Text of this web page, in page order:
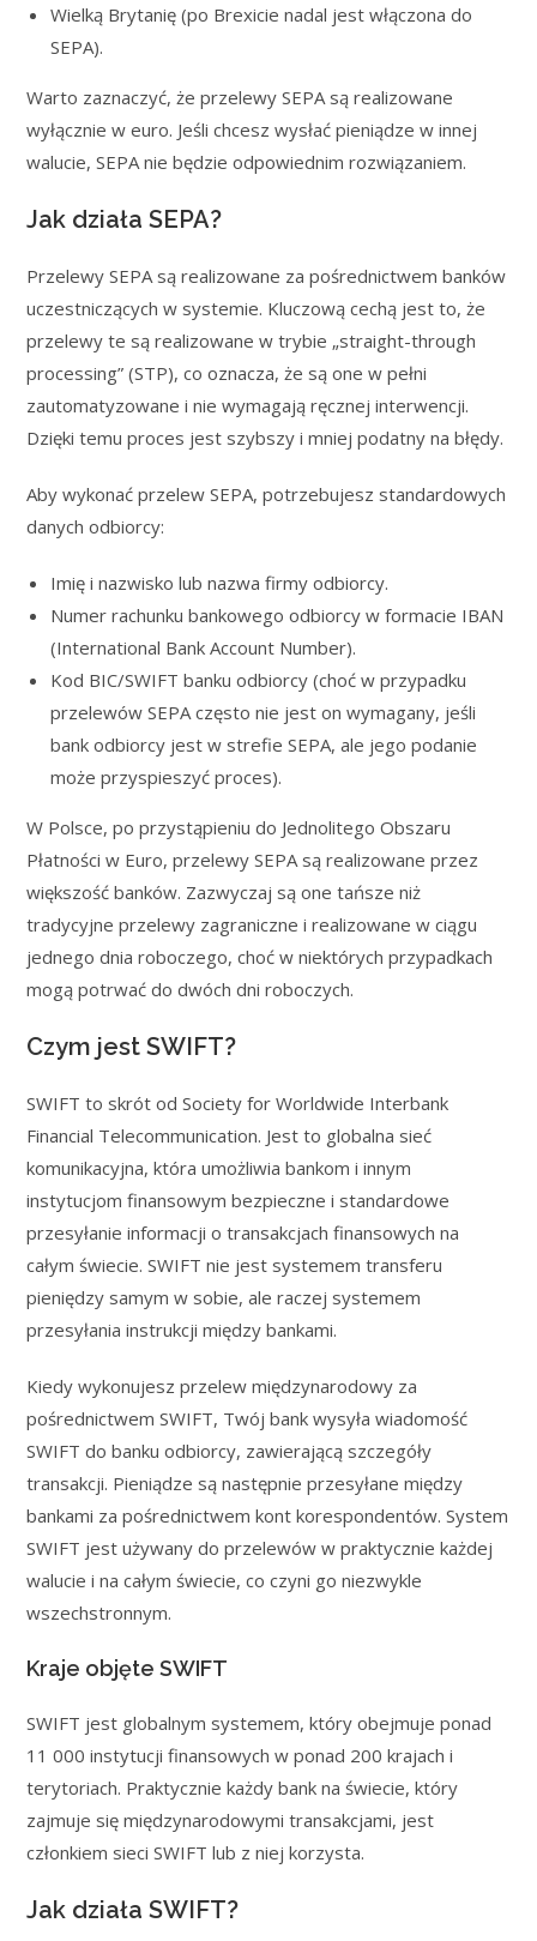
Wielką Brytanię (po Brexicie nadal jest włączona do
SEPA).
Warto zaznaczyć, że przelewy SEPA są realizowane
wyłącznie w euro. Jeśli chcesz wysłać pieniądze w innej
walucie, SEPA nie będzie odpowiednim rozwiązaniem.
Jak działa SEPA?
Przelewy SEPA są realizowane za pośrednictwem banków
uczestniczących w systemie. Kluczową cechą jest to, że
przelewy te są realizowane w trybie „straight-through
processing” (STP), co oznacza, że są one w pełni
zautomatyzowane i nie wymagają ręcznej interwencji.
Dzięki temu proces jest szybszy i mniej podatny na błędy.
Aby wykonać przelew SEPA, potrzebujesz standardowych
danych odbiorcy:
Imię i nazwisko lub nazwa firmy odbiorcy.
Numer rachunku bankowego odbiorcy w formacie IBAN
(International Bank Account Number).
Kod BIC/SWIFT banku odbiorcy (choć w przypadku
przelewów SEPA często nie jest on wymagany, jeśli
bank odbiorcy jest w strefie SEPA, ale jego podanie
może przyspieszyć proces).
W Polsce, po przystąpieniu do Jednolitego Obszaru
Płatności w Euro, przelewy SEPA są realizowane przez
większość banków. Zazwyczaj są one tańsze niż
tradycyjne przelewy zagraniczne i realizowane w ciągu
jednego dnia roboczego, choć w niektórych przypadkach
mogą potrwać do dwóch dni roboczych.
Czym jest SWIFT?
SWIFT to skrót od Society for Worldwide Interbank
Financial Telecommunication. Jest to globalna sieć
komunikacyjna, która umożliwia bankom i innym
instytucjom finansowym bezpieczne i standardowe
przesyłanie informacji o transakcjach finansowych na
całym świecie. SWIFT nie jest systemem transferu
pieniędzy samym w sobie, ale raczej systemem
przesyłania instrukcji między bankami.
Kiedy wykonujesz przelew międzynarodowy za
pośrednictwem SWIFT, Twój bank wysyła wiadomość
SWIFT do banku odbiorcy, zawierającą szczegóły
transakcji. Pieniądze są następnie przesyłane między
bankami za pośrednictwem kont korespondentów. System
SWIFT jest używany do przelewów w praktycznie każdej
walucie i na całym świecie, co czyni go niezwykle
wszechstronnym.
Kraje objęte SWIFT
SWIFT jest globalnym systemem, który obejmuje ponad
11 000 instytucji finansowych w ponad 200 krajach i
terytoriach. Praktycznie każdy bank na świecie, który
zajmuje się międzynarodowymi transakcjami, jest
członkiem sieci SWIFT lub z niej korzysta.
Jak działa SWIFT?